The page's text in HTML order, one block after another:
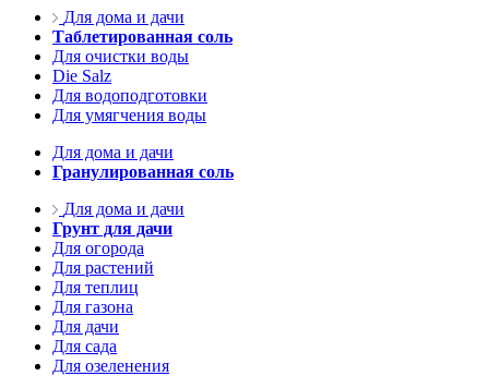
Для дома и дачи
Таблетированная соль
Для очистки воды
Die Salz
Для водоподготовки
Для умягчения воды
Для дома и дачи
Гранулированная соль
Для дома и дачи
Грунт для дачи
Для огорода
Для растений
Для теплиц
Для газона
Для дачи
Для сада
Для озеленения